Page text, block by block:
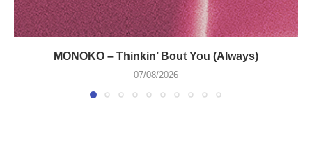
MONOKO – Thinkin’ Bout You (Always)
07/08/2026